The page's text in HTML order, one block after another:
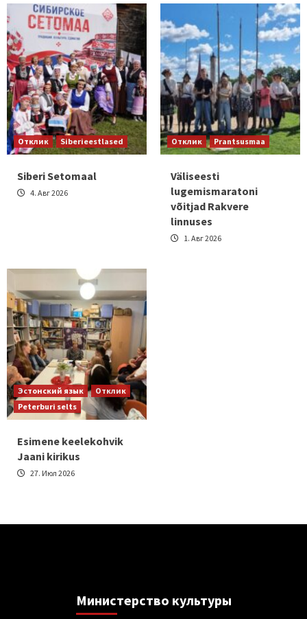
Отклик Siberieestlased
Siberi Setomaal
4. Авг 2026
Отклик Prantsusmaa
Väliseesti
lugemismaratoni
võitjad Rakvere
linnuses
1. Авг 2026
Эстонский язык
Отклик
Peterburi selts
Esimene keelekohvik
Jaani kirikus
27. Июл 2026
Министерствo культуры